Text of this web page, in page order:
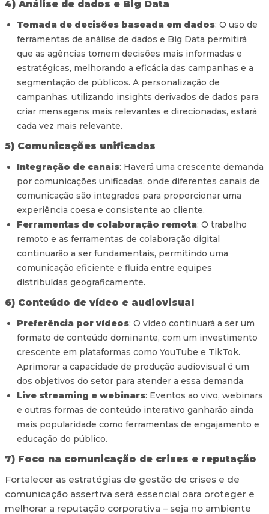
4) Análise de dados e Big Data
Tomada de decisões baseada em dados: O uso de
ferramentas de análise de dados e Big Data permitirá
que as agências tomem decisões mais informadas e
estratégicas, melhorando a eficácia das campanhas e a
segmentação de públicos. A personalização de
campanhas, utilizando insights derivados de dados para
criar mensagens mais relevantes e direcionadas, estará
cada vez mais relevante.
5) Comunicações unificadas
Integração de canais: Haverá uma crescente demanda
por comunicações unificadas, onde diferentes canais de
comunicação são integrados para proporcionar uma
experiência coesa e consistente ao cliente.
Ferramentas de colaboração remota: O trabalho
remoto e as ferramentas de colaboração digital
continuarão a ser fundamentais, permitindo uma
comunicação eficiente e fluida entre equipes
distribuídas geograficamente.
6) Conteúdo de vídeo e audiovisual
Preferência por vídeos: O vídeo continuará a ser um
formato de conteúdo dominante, com um investimento
crescente em plataformas como YouTube e TikTok.
Aprimorar a capacidade de produção audiovisual é um
dos objetivos do setor para atender a essa demanda.
Live streaming e webinars: Eventos ao vivo, webinars
e outras formas de conteúdo interativo ganharão ainda
mais popularidade como ferramentas de engajamento e
educação do público.
7) Foco na comunicação de crises e reputação
Fortalecer as estratégias de gestão de crises e de
comunicação assertiva será essencial para proteger e
melhorar a reputação corporativa – seja no ambiente